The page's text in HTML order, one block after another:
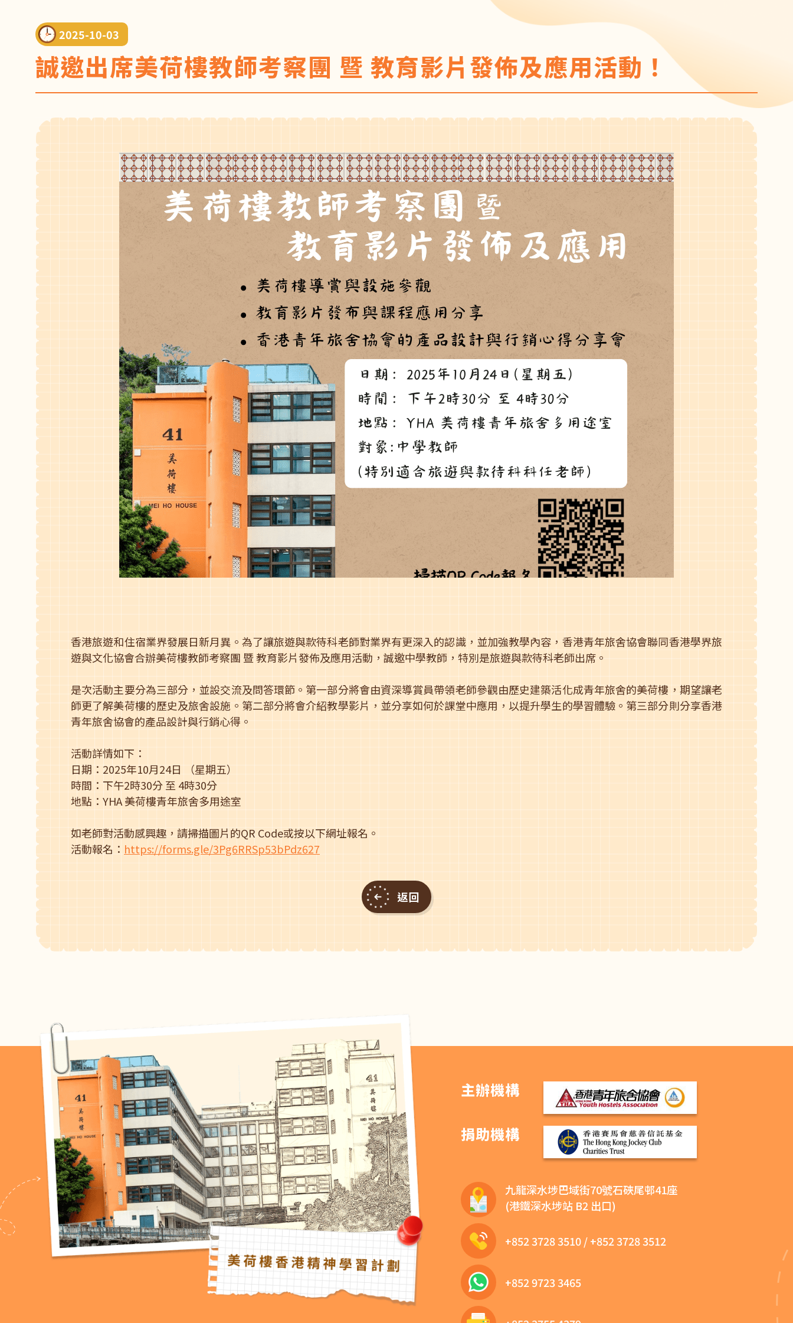
2025-10-03
誠邀出席美荷樓教師考察團 暨 教育影片發佈及應用活動！
香港旅遊和住宿業界發展日新月異。為了讓旅遊與款待科老師對業界有更深入的認識，並加強教學內容，香港青年旅舍協會聯同香港學界旅
遊與文化協會合辦美荷樓教師考察團 暨 教育影片發佈及應用活動，誠邀中學教師，特別是旅遊與款待科老師出席。
是次活動主要分為三部分，並設交流及問答環節。第一部分將會由資深導賞員帶領老師參觀由歷史建築活化成青年旅舍的美荷樓，期望讓老
師更了解美荷樓的歷史及旅舍設施。第二部分將會介紹教學影片，並分享如何於課堂中應用，以提升學生的學習體驗。第三部分則分享香港
青年旅舍協會的產品設計與行銷心得。
活動詳情如下：
日期：2025年10月24日 （星期五）
時間：下午2時30分 至 4時30分
地點：YHA 美荷樓青年旅舍多用途室
如老師對活動感興趣，請掃描圖片的QR Code或按以下網址報名。
活動報名： https://forms.gle/3Pg6RRSp53bPdz627
返回
主辦機構
捐助機構
九龍深水埗巴域街70號石硤尾邨41座
(港鐵深水埗站 B2 出口)
+852 3728 3510/+852 3728 3512
+852 9723 3465